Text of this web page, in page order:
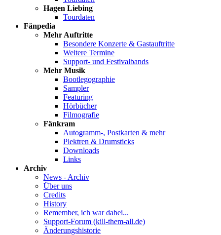
Hagen Liebing
Tourdaten
Fänpedia
Mehr Auftritte
Besondere Konzerte & Gastauftritte
Weitere Termine
Support- und Festivalbands
Mehr Musik
Bootlegographie
Sampler
Featuring
Hörbücher
Filmografie
Fänkram
Autogramm-, Postkarten & mehr
Plektren & Drumsticks
Downloads
Links
Archiv
News - Archiv
Über uns
Credits
History
Remember, ich war dabei...
Support-Forum (kill-them-all.de)
Änderungshistorie